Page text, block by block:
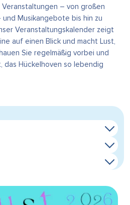
– von großen
Musikangebote bis hin zu
Veranstaltungskalender zeigt
auf einen Blick und macht Lust,
Sie regelmäßig vorbei und
das Hückelhoven so lebendig